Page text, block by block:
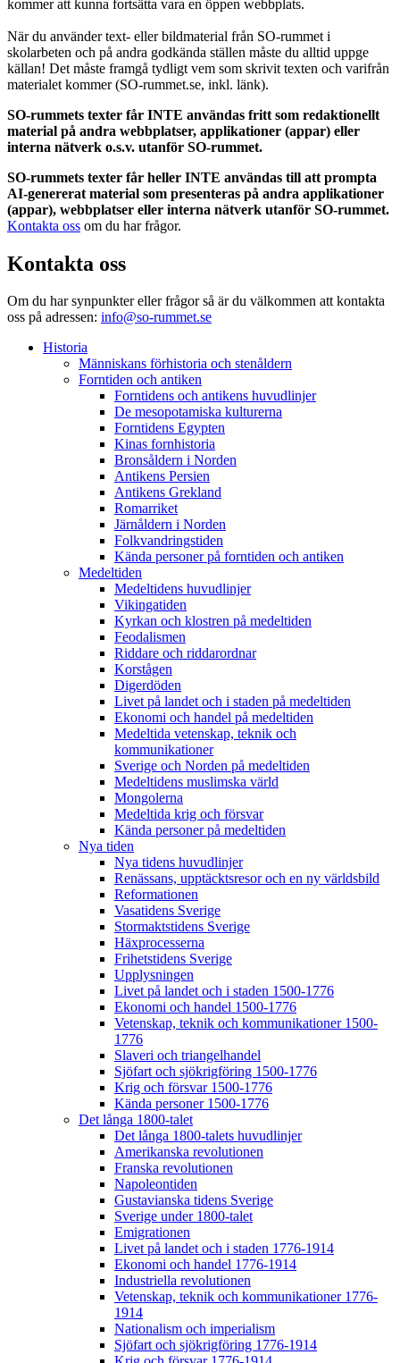
kommer att kunna fortsätta vara en öppen webbplats.
När du använder text- eller bildmaterial från SO-rummet i
skolarbeten och på andra godkända ställen måste du alltid uppge
källan! Det måste framgå tydligt vem som skrivit texten och varifrån
materialet kommer (SO-rummet.se, inkl. länk).
SO-rummets texter får INTE användas fritt som redaktionellt
material på andra webbplatser, applikationer (appar) eller
interna nätverk o.s.v. utanför SO-rummet.
SO-rummets texter får heller INTE användas till att prompta
AI-genererat material som presenteras på andra applikationer
(appar), webbplatser eller interna nätverk utanför SO-rummet.
Kontakta oss om du har frågor.
Kontakta oss
Om du har synpunkter eller frågor så är du välkommen att kontakta
oss på adressen: info@so-rummet.se
Historia
Människans förhistoria och stenåldern
Forntiden och antiken
Forntidens och antikens huvudlinjer
De mesopotamiska kulturerna
Forntidens Egypten
Kinas fornhistoria
Bronsåldern i Norden
Antikens Persien
Antikens Grekland
Romarriket
Järnåldern i Norden
Folkvandringstiden
Kända personer på forntiden och antiken
Medeltiden
Medeltidens huvudlinjer
Vikingatiden
Kyrkan och klostren på medeltiden
Feodalismen
Riddare och riddarordnar
Korstågen
Digerdöden
Livet på landet och i staden på medeltiden
Ekonomi och handel på medeltiden
Medeltida vetenskap, teknik och
kommunikationer
Sverige och Norden på medeltiden
Medeltidens muslimska värld
Mongolerna
Medeltida krig och försvar
Kända personer på medeltiden
Nya tiden
Nya tidens huvudlinjer
Renässans, upptäcktsresor och en ny världsbild
Reformationen
Vasatidens Sverige
Stormaktstidens Sverige
Häxprocesserna
Frihetstidens Sverige
Upplysningen
Livet på landet och i staden 1500-1776
Ekonomi och handel 1500-1776
Vetenskap, teknik och kommunikationer 1500-
1776
Slaveri och triangelhandel
Sjöfart och sjökrigföring 1500-1776
Krig och försvar 1500-1776
Kända personer 1500-1776
Det långa 1800-talet
Det långa 1800-talets huvudlinjer
Amerikanska revolutionen
Franska revolutionen
Napoleontiden
Gustavianska tidens Sverige
Sverige under 1800-talet
Emigrationen
Livet på landet och i staden 1776-1914
Ekonomi och handel 1776-1914
Industriella revolutionen
Vetenskap, teknik och kommunikationer 1776-
1914
Nationalism och imperialism
Sjöfart och sjökrigföring 1776-1914